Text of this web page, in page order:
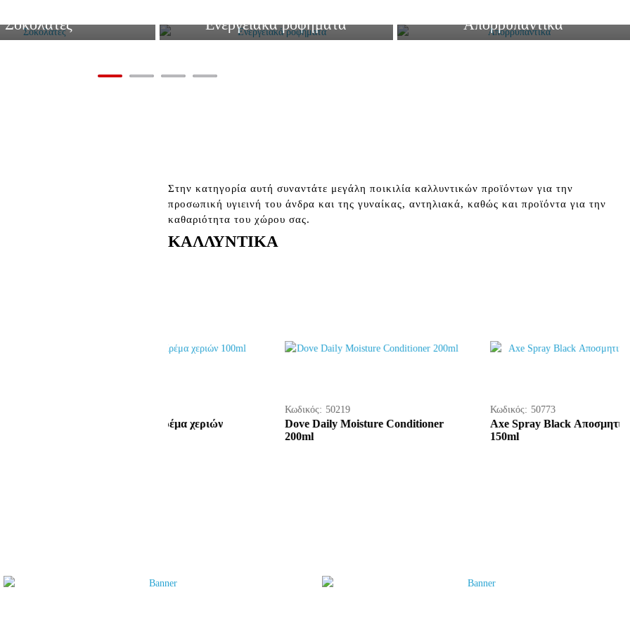
Σοκολάτες Ενεργειακά ροφήματα Απορρυπαντικά
Στην κατηγορία αυτή συναντάτε μεγάλη ποικιλία καλλυντικών προϊόντων για την
προσωπική υγιεινή του άνδρα και της γυναίκας, αντηλιακά, καθώς και προϊόντα για την
καθαριότητα του χώρου σας.
ΚΑΛΛΥΝΤΙΚΑ
Bioten Nourish Κρέμα χεριών
50219
Dove Daily Moisture Conditioner
50773
Axe Spray Black Αποσμητικά